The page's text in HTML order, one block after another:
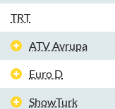
TRT
ATV Avrupa
Euro D
ShowTurk